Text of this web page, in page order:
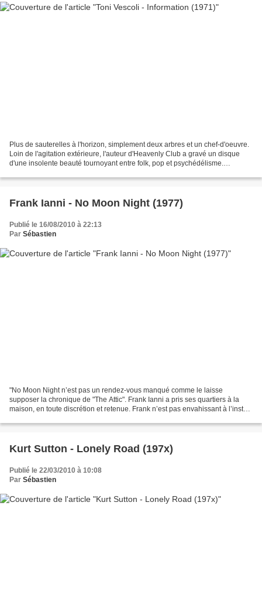
Plus de sauterelles à l'horizon, simplement deux arbres et un chef-d'oeuvre.
Loin de l'agitation extérieure, l'auteur d'Heavenly Club a gravé un disque
d'une insolente beauté tournoyant entre folk, pop et psychédélisme.
Frank Ianni - No Moon Night (1977)
Publié le 16/08/2010 à 22:13
Par Sébastien
"No Moon Night n’est pas un rendez-vous manqué comme le laisse
supposer la chronique de "The Attic". Frank Ianni a pris ses quartiers à la
maison, en toute discrétion et retenue. Frank n’est pas envahissant à l’instar
Kurt Sutton - Lonely Road (197x)
Publié le 22/03/2010 à 10:08
Par Sébastien